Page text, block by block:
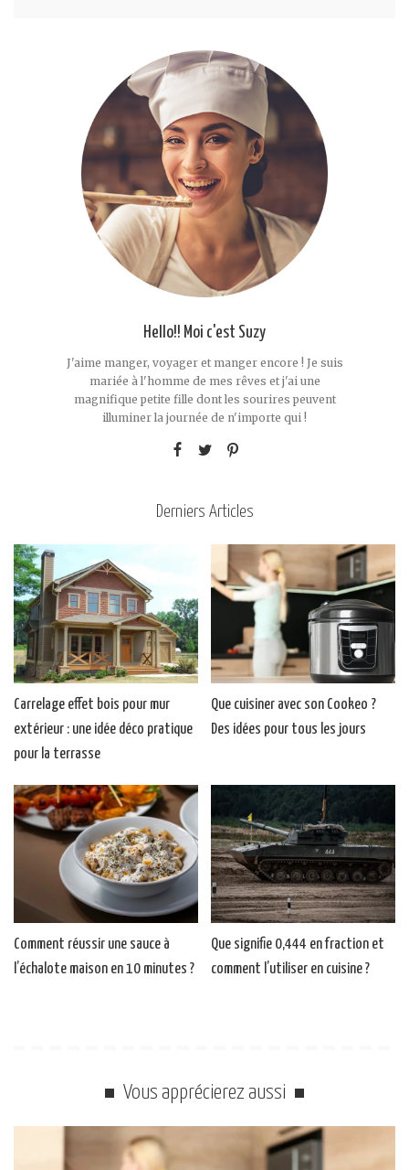
Hello!! Moi c'est Suzy
J'aime manger, voyager et manger encore ! Je suis
mariée à l'homme de mes rêves et j'ai une
magnifique petite fille dont les sourires peuvent
illuminer la journée de n'importe qui !
Derniers Articles
Carrelage effet bois pour mur
extérieur : une idée déco pratique
pour la terrasse
Que cuisiner avec son Cookeo ?
Des idées pour tous les jours
Comment réussir une sauce à
l’échalote maison en 10 minutes ?
Que signifie 0,444 en fraction et
comment l’utiliser en cuisine ?
Vous apprécierez aussi